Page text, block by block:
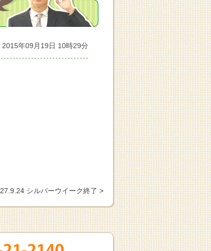
2015年09月19日 10時29分
27.9.24 シルバーウイーク終了 >